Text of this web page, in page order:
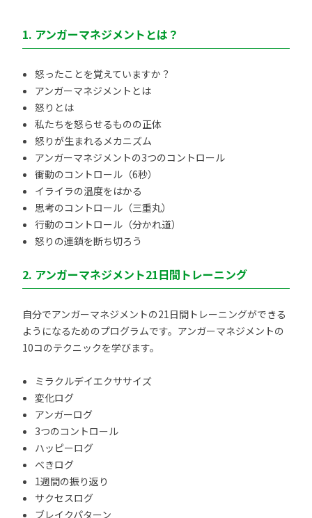
1. アンガーマネジメントとは？
怒ったことを覚えていますか？
アンガーマネジメントとは
怒りとは
私たちを怒らせるものの正体
怒りが生まれるメカニズム
アンガーマネジメントの3つのコントロール
衝動のコントロール（6秒）
イライラの温度をはかる
思考のコントロール（三重丸）
行動のコントロール（分かれ道）
怒りの連鎖を断ち切ろう
2. アンガーマネジメント21日間トレーニング
自分でアンガーマネジメントの21日間トレーニングができる
ようになるためのプログラムです。アンガーマネジメントの
10コのテクニックを学びます。
ミラクルデイエクササイズ
変化ログ
アンガーログ
3つのコントロール
ハッピーログ
べきログ
1週間の振り返り
サクセスログ
ブレイクパターン